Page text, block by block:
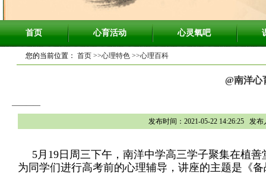
首页 心育活动 心灵氧吧
您的当前位置： 首页 >>心理特色 >>心理百科
@南洋心
————
发布时间：2021-05-22 14:26:25 发
5月19日周三下午，南洋中学高三学子聚集在植
为同学们进行高考前的心理辅导，讲座的主题是《